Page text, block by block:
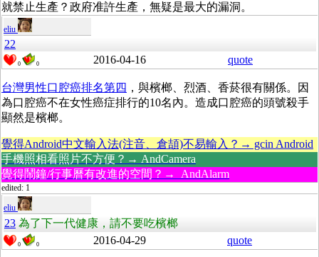
就禁止生產？政府准許生產，無疑是最大的漏洞。
eliu
22
0 0 2016-04-16 quote
台灣男性口腔癌排名第四 ，與檳榔、烈酒、香菸很有關係。因
為口腔癌不在女性癌症排行的10名內。造成口腔癌的頭號殺手
顯然是檳榔。
覺得Android中文輸入法(注音、倉頡)不易輸入？→ gcin Android
手機照相看照片不方便？→ AndCamera
覺得鬧鐘/行事曆有改進的空間？→ AndAlarm
edited: 1
eliu
23 為了下一代健康，請不要吃檳榔
0 0 2016-04-29 quote